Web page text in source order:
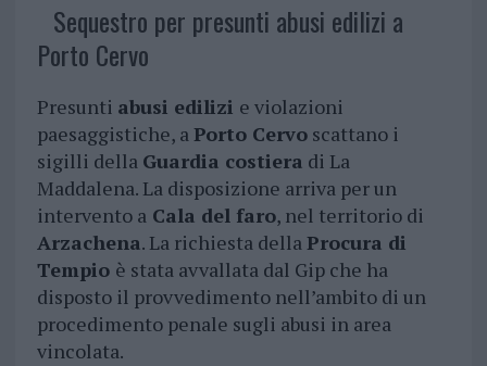
Sequestro per presunti abusi edilizi a
Porto Cervo
Presunti abusi edilizi e violazioni
paesaggistiche, aPorto Cervoscattano i
sigilli della Guardia costiera di La
Maddalena. La disposizione arriva per un
intervento aCala del faro, nel territorio di
Arzachena. La richiesta dellaProcura di
Tempio è stata avvallata dal Gip che ha
disposto il provvedimento nell’ambito di un
procedimento penale sugli abusi in area
vincolata.